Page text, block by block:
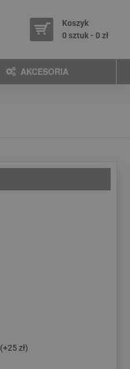
Koszyk
0 sztuk - 0 zł
AKCESORIA
(+25 zł)